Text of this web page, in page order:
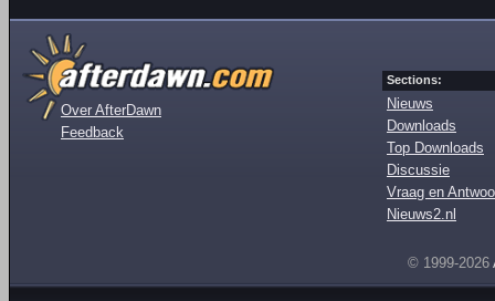
Over AfterDawn
Feedback
Sections:
Nieuws
Downloads
Top Downloads
Discussie
Vraag en
Nieuws2.nl
© 1999-2026